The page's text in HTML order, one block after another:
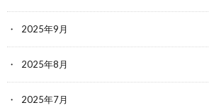
2025年9月
2025年8月
2025年7月